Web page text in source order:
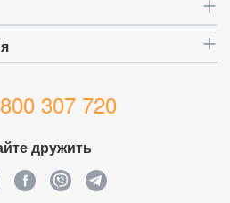
307 720
дружить